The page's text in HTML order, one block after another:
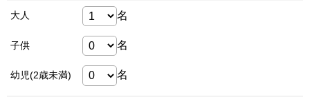
大人 名
子供 名
幼児(2歳未満) 名